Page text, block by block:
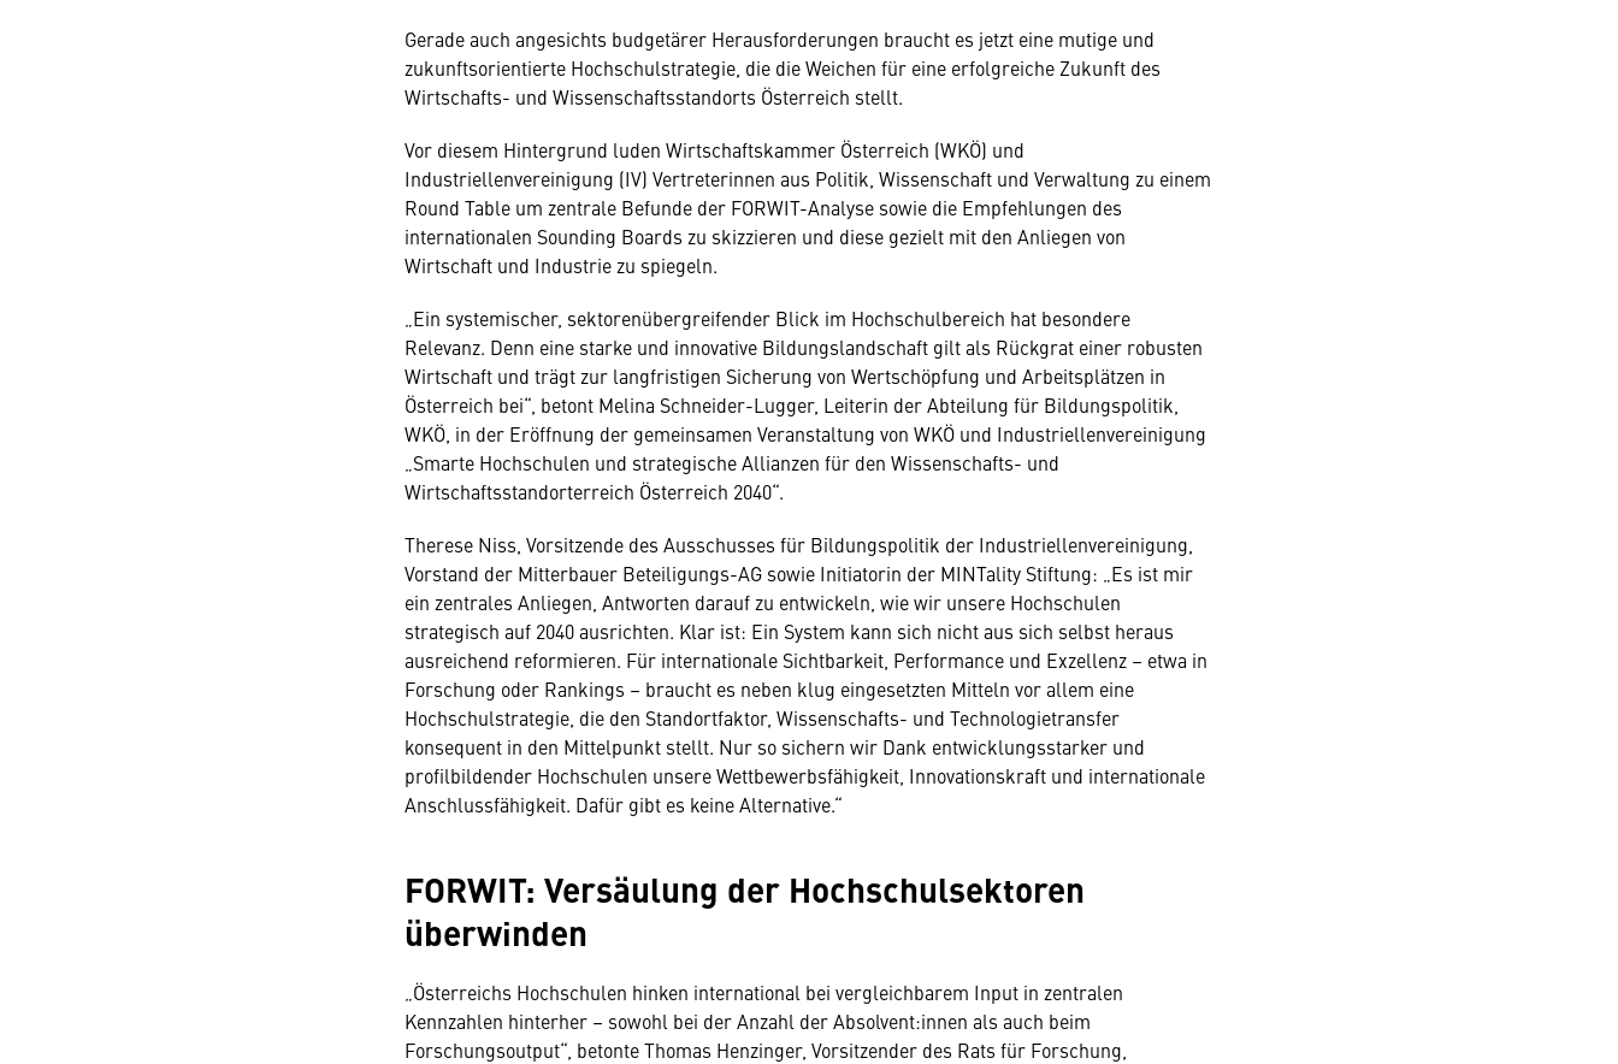
Gerade auch angesichts budgetärer Herausforderungen braucht es jetzt eine mutige und
zukunftsorientierte Hochschulstrategie, die die Weichen für eine erfolgreiche Zukunft des
Wirtschafts- und Wissenschaftsstandorts Österreich stellt.
Vor diesem Hintergrund luden Wirtschaftskammer Österreich (WKÖ) und
Industriellenvereinigung (IV) Vertreterinnen aus Politik, Wissenschaft und Verwaltung zu einem
Round Table um zentrale Befunde der FORWIT-Analyse sowie die Empfehlungen des
internationalen Sounding Boards zu skizzieren und diese gezielt mit den Anliegen von
Wirtschaft und Industrie zu spiegeln.
„Ein systemischer, sektorenübergreifender Blick im Hochschulbereich hat besondere
Relevanz. Denn eine starke und innovative Bildungslandschaft gilt als Rückgrat einer robusten
Wirtschaft und trägt zur langfristigen Sicherung von Wertschöpfung und Arbeitsplätzen in
Österreich bei“, betont Melina Schneider-Lugger, Leiterin der Abteilung für Bildungspolitik,
WKÖ, in der Eröffnung der gemeinsamen Veranstaltung von WKÖ und Industriellenvereinigung
„Smarte Hochschulen und strategische Allianzen für den Wissenschafts- und
Wirtschaftsstandorterreich Österreich 2040“.
Therese Niss, Vorsitzende des Ausschusses für Bildungspolitik der Industriellenvereinigung,
Vorstand der Mitterbauer Beteiligungs-AG sowie Initiatorin der MINTality Stiftung: „Es ist mir
ein zentrales Anliegen, Antworten darauf zu entwickeln, wie wir unsere Hochschulen
strategisch auf 2040 ausrichten. Klar ist: Ein System kann sich nicht aus sich selbst heraus
ausreichend reformieren. Für internationale Sichtbarkeit, Performance und Exzellenz – etwa in
Forschung oder Rankings – braucht es neben klug eingesetzten Mitteln vor allem eine
Hochschulstrategie, die den Standortfaktor, Wissenschafts- und Technologietransfer
konsequent in den Mittelpunkt stellt. Nur so sichern wir Dank entwicklungsstarker und
profilbildender Hochschulen unsere Wettbewerbsfähigkeit, Innovationskraft und internationale
Anschlussfähigkeit. Dafür gibt es keine Alternative.“
FORWIT: Versäulung der Hochschulsektoren
überwinden
„Österreichs Hochschulen hinken international bei vergleichbarem Input in zentralen
Kennzahlen hinterher – sowohl bei der Anzahl der Absolvent:innen als auch beim
Forschungsoutput“, betonte Thomas Henzinger, Vorsitzender des Rats für Forschung,